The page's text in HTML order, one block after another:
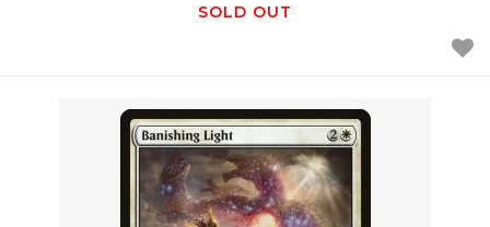
SOLD OUT